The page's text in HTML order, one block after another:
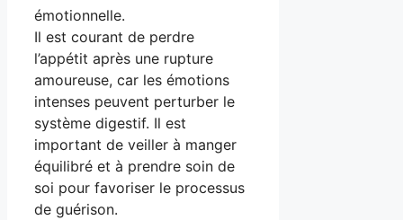
émotionnelle.
Il est courant de perdre
l’appétit après une rupture
amoureuse, car les émotions
intenses peuvent perturber le
système digestif. Il est
important de veiller à manger
équilibré et à prendre soin de
soi pour favoriser le processus
de guérison.